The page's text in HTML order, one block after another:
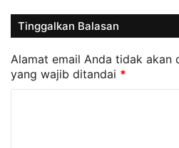
Tinggalkan Balasan
Alamat email Anda tidak akan
yang wajib ditandai *